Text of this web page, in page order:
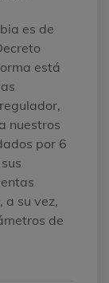
es de
está
nuestros
por 6
a su vez,
de